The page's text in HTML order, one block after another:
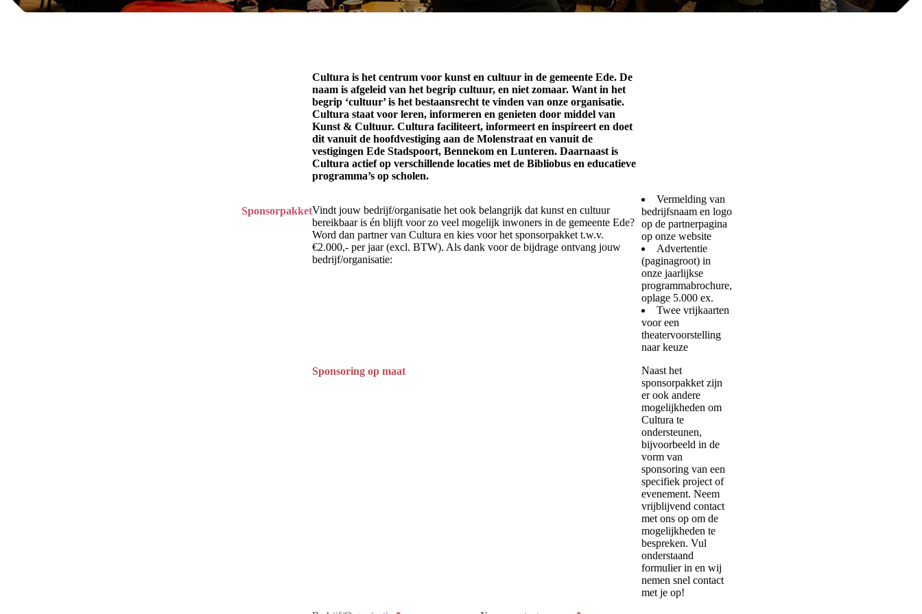
Cultura is het centrum voor kunst en cultuur in de gemeente Ede. De
naam is afgeleid van het begrip cultuur, en niet zomaar. Want in het
begrip ‘cultuur’ is het bestaansrecht te vinden van onze organisatie.
Cultura staat voor leren, informeren en genieten door middel van
Kunst & Cultuur. Cultura faciliteert, informeert en inspireert en doet
dit vanuit de hoofdvestiging aan de Molenstraat en vanuit de
vestigingen Ede Stadspoort, Bennekom en Lunteren. Daarnaast is
Cultura actief op verschillende locaties met de Bibliobus en educatieve
programma’s op scholen.
SponsorpakketVindt jouw bedrijf/organisatie het ook belangrijk dat kunst en cultuur
bereikbaar is én blijft voor zo veel mogelijk inwoners in de gemeente Ede?
Word dan partner van Cultura en kies voor het sponsorpakket t.w.v.
€2.000,- per jaar (excl. BTW). Als dank voor de bijdrage ontvang jouw
bedrijf/organisatie:
Vermelding van
bedrijfsnaam en logo
op de partnerpagina
op onze website
Advertentie
(paginagroot) in
onze jaarlijkse
programmabrochure,
oplage 5.000 ex.
Twee vrijkaarten
voor een
theatervoorstelling
naar keuze
Sponsoring op maat
Naast het
sponsorpakket zijn
er ook andere
mogelijkheden om
Cultura te
ondersteunen,
bijvoorbeeld in de
vorm van
sponsoring van een
specifiek project of
evenement. Neem
vrijblijvend contact
met ons op om de
mogelijkheden te
bespreken. Vul
onderstaand
formulier in en wij
nemen snel contact
met je op!